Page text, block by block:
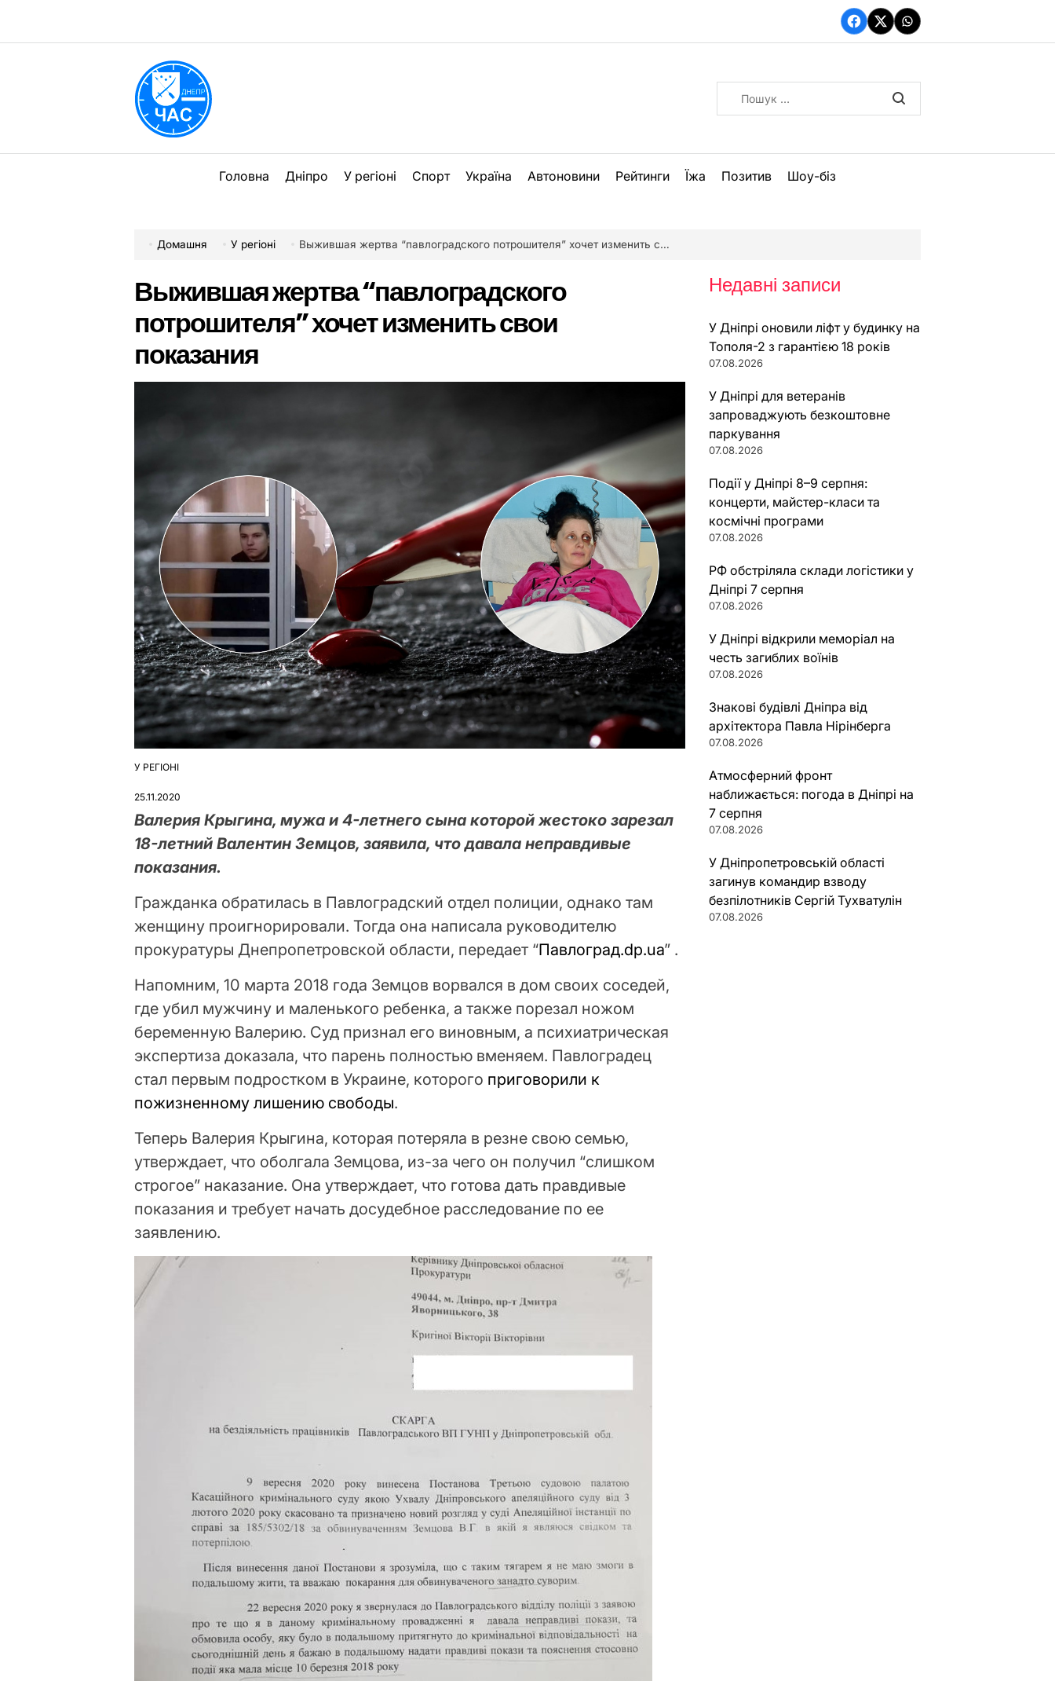
вмісту
Facebook
TwitterWhatsApp
Головна Дніпро У регіоні Спорт Україна Автоновини Рейтинги Їжа Позитив Шоу-біз
Домашня У регіоні Выжившая жертва “павлоградского потрошителя” хочет изменить свои показания
Выжившая жертва “павлоградского
потрошителя” хочет изменить свои
показания
ОПУБЛІКУВАТИ
У РЕГІОНІ
25.11.2020
Валерия Крыгина, мужа и 4-летнего сына которой жестоко зарезал
18-летний Валентин Земцов, заявила, что давала неправдивые
показания.
Гражданка обратилась в Павлоградский отдел полиции, однако там
женщину проигнорировали. Тогда она написала руководителю
прокуратуры Днепропетровской области, передает “Павлоград.dp.ua” .
Напомним, 10 марта 2018 года Земцов ворвался в дом своих соседей,
где убил мужчину и маленького ребенка, а также порезал ножом
беременную Валерию. Суд признал его виновным, а психиатрическая
экспертиза доказала, что парень полностью вменяем. Павлоградец
стал первым подростком в Украине, которого приговорили к
пожизненному лишению свободы.
Теперь Валерия Крыгина, которая потеряла в резне свою семью,
утверждает, что оболгала Земцова, из-за чего он получил “слишком
строгое” наказание. Она утверждает, что готова дать правдивые
показания и требует начать досудебное расследование по ее
заявлению.
Недавні записи
У Дніпрі оновили ліфт у будинку на
Тополя-2 з гарантією 18 років
07.08.2026
У Дніпрі для ветеранів
запроваджують безкоштовне
паркування
07.08.2026
Події у Дніпрі 8–9 серпня:
концерти, майстер-класи та
космічні програми
07.08.2026
РФ обстріляла склади логістики у
Дніпрі 7 серпня
07.08.2026
У Дніпрі відкрили меморіал на
честь загиблих воїнів
07.08.2026
Знакові будівлі Дніпра від
архітектора Павла Нірінберга
07.08.2026
Атмосферний фронт
наближається: погода в Дніпрі на
7 серпня
07.08.2026
У Дніпропетровській області
загинув командир взводу
безпілотників Сергій Тухватулін
07.08.2026